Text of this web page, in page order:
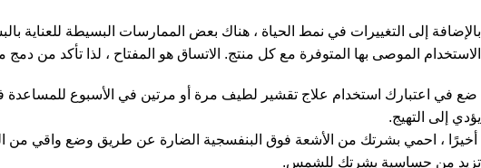
الاستخدام الموصى بها المتوفرة مع كل منتج. الاتساق هو المفتاح ، لذا تأكد من دمج
ضع في اعتبارك استخدام علاج تقشير لطيف مرة أو مرتين في الأسبوع للمساعدة
يؤدي إلى التهيج.
تزيد من حساسية بشرتك للشمس.